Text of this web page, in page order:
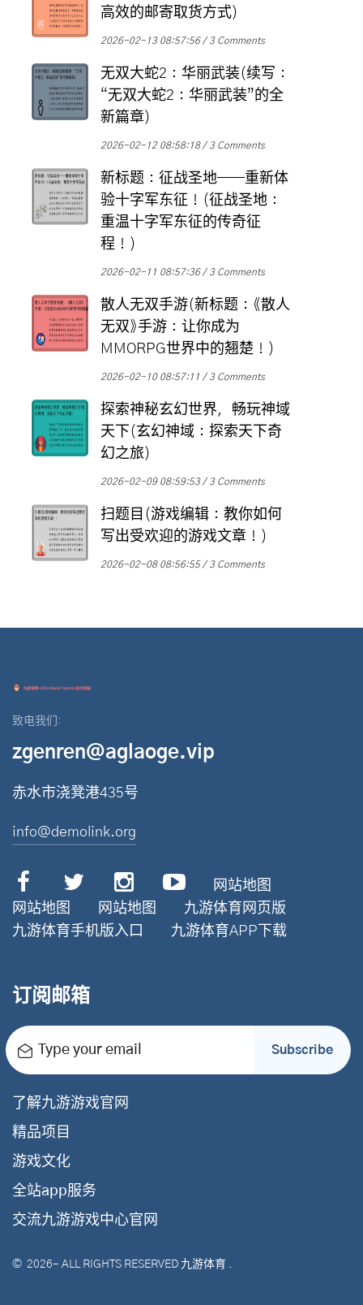
高效的邮寄取货方式)
2026-02-13 08:57:56 3 Comments
无双大蛇2：华丽武装(续写：
“无双大蛇2：华丽武装”的全
新篇章)
2026-02-12 08:58:18 3 Comments
新标题：征战圣地——重新体
验十字军东征！(征战圣地：
重温十字军东征的传奇征
程！)
2026-02-11 08:57:36 3 Comments
散人无双手游(新标题：《散人
无双》手游：让你成为
MMORPG世界中的翘楚！)
2026-02-10 08:57:11 3 Comments
探索神秘玄幻世界，畅玩神域
天下(玄幻神域：探索天下奇
幻之旅)
2026-02-09 08:59:53 3 Comments
扫题目(游戏编辑：教你如何
写出受欢迎的游戏文章！)
2026-02-08 08:56:55 3 Comments
致电我们:
zgenren@aglaoge.vip
赤水市浇凳港435号
info@demolink.org
网站地图
网站地图
网站地图
九游体育网页版
九游体育手机版入口
九游体育APP下载
订阅邮箱
Type your email Subscribe
了解九游游戏官网
精品项目
游戏文化
全站app服务
交流九游游戏中心官网
© 2026- ALL RIGHTS RESERVED 九游体育 .